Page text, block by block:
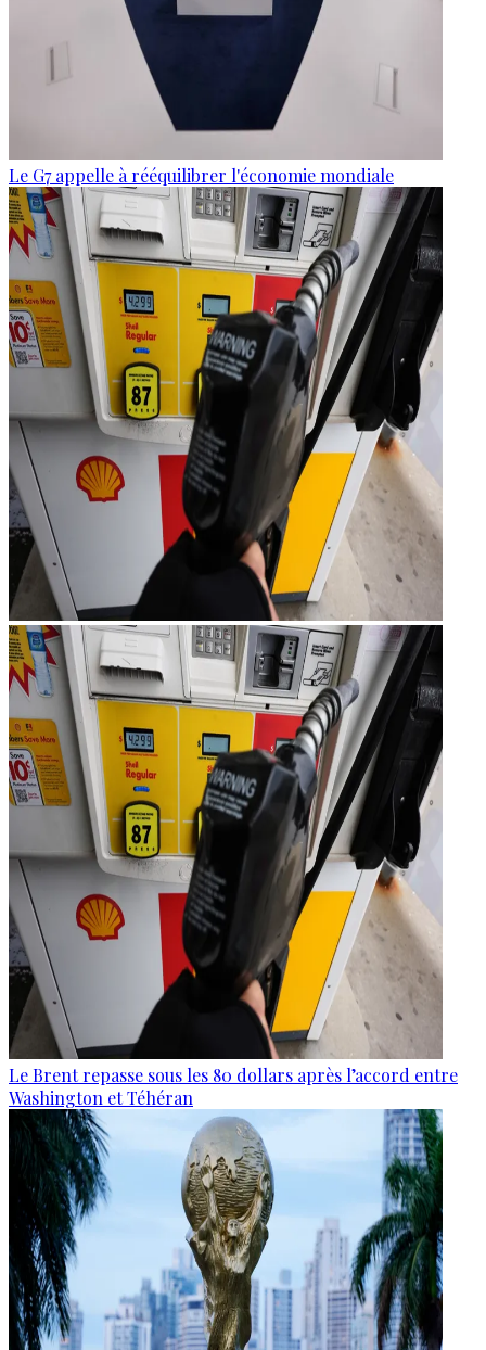
Le G7 appelle à rééquilibrer l'économie mondiale
Le Brent repasse sous les 80 dollars après l’accord entre
Washington et Téhéran